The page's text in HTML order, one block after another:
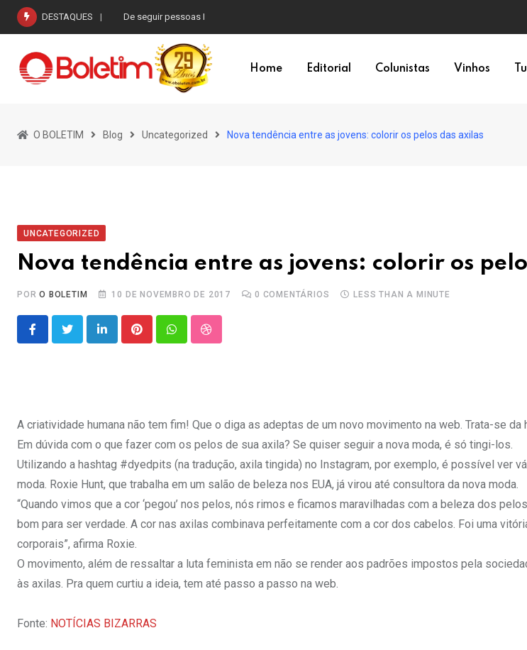
Skip
content
DESTAQUES De seguir pessoas I
Home Editorial Colunistas Vinhos
O BOLETIM Blog Uncategorized Nova tendência entre as jovens: colorir os pelos das axilas
UNCATEGORIZED
Nova tendência entre as jovens: colorir os
PORO BOLETIM 10 DE NOVEMBRO DE 2017 0 COMENTÁRIOS LESS THAN A MINUTE
LinkedInPinterestWhatsappStumbleUpon
A criatividade humana não tem fim! Que o diga as adeptas de um novo movimento na web. Trata-se
Em dúvida com o que fazer com os pelos de sua axila? Se quiser seguir a nova moda, é só tingi-los.
Utilizando a hashtag #dyedpits (na tradução, axila tingida) no Instagram, por exemplo, é possível ver
moda. Roxie Hunt, que trabalha em um salão de beleza nos EUA, já virou até consultora da nova moda.
“Quando vimos que a cor ‘pegou’ nos pelos, nós rimos e ficamos maravilhadas com a beleza dos
bom para ser verdade. A cor nas axilas combinava perfeitamente com a cor dos cabelos. Foi uma
corporais”, afirma Roxie.
O movimento, além de ressaltar a luta feminista em não se render aos padrões impostos pela
às axilas. Pra quem curtiu a ideia, tem até passo a passo na web.
Fonte: NOTÍCIAS BIZARRAS